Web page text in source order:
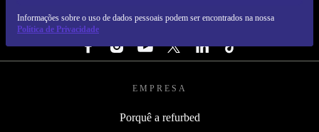
Informações sobre o uso de dados pessoais podem ser encontrados na nossa
Política de Privacidade
SEGUE-NOS
EMPRESA
Porquê a refurbed